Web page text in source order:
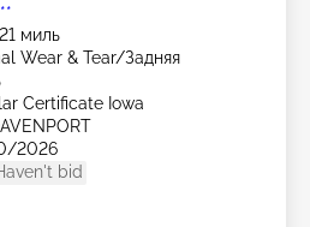
миль
Wear & Tear/Задняя
Certificate Iowa
2026
bid